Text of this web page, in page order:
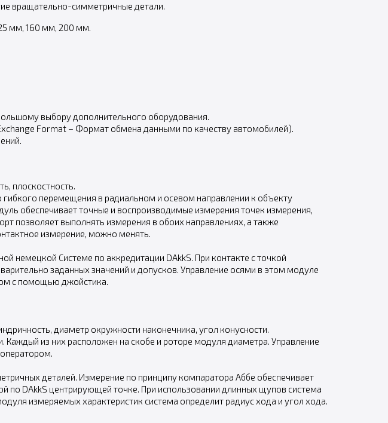
вращательно-симметричные детали.
мм, 160 мм, 200 мм.
выбору дополнительного оборудования.
Format – Формат обмена данными по качеству автомобилей).
плоскостность.
перемещения в радиальном и осевом направлении к объекту
обеспечивает точные и воспроизводимые измерения точек измерения,
позволяет выполнять измерения в обоих направлениях, а также
измерение, можно менять.
немецкой Системе по аккредитации DAkkS. При контакте с точкой
заданных значений и допусков. Управление осями в этом модуле
с помощью джойстика.
диаметр окружности наконечника, угол конусности.
из них расположен на скобе и роторе модуля диаметра. Управление
деталей. Измерение по принципу компаратора Аббе обеспечивает
по DAkkS центрирующей точке. При использовании длинных щупов система
измеряемых характеристик система определит радиус хода и угол хода.